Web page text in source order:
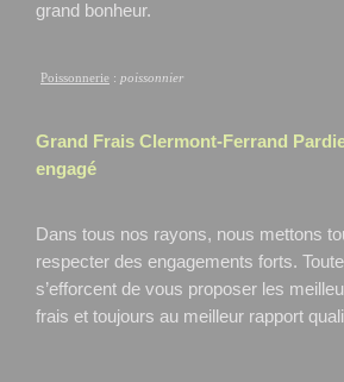
grand bonheur.
Poissonnerie : poissonnier
Grand Frais Clermont-Ferrand
engagé
Dans tous nos rayons, nous mettons
respecter des engagements forts.
s’efforcent de vous proposer les
frais et toujours au meilleur rapport